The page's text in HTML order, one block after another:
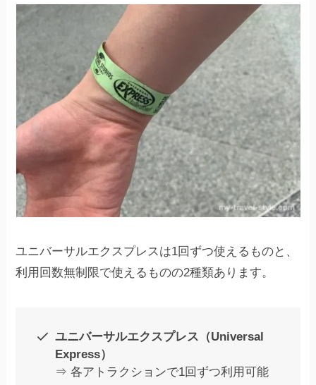
ユニバーサルエクスプレスは1回ずつ使えるものと、
利用回数無制限で使えるものの2種類あります。
ユニバーサルエクスプレス（Universal
Express）
⇒ 各アトラクションで1回ずつ利用可能